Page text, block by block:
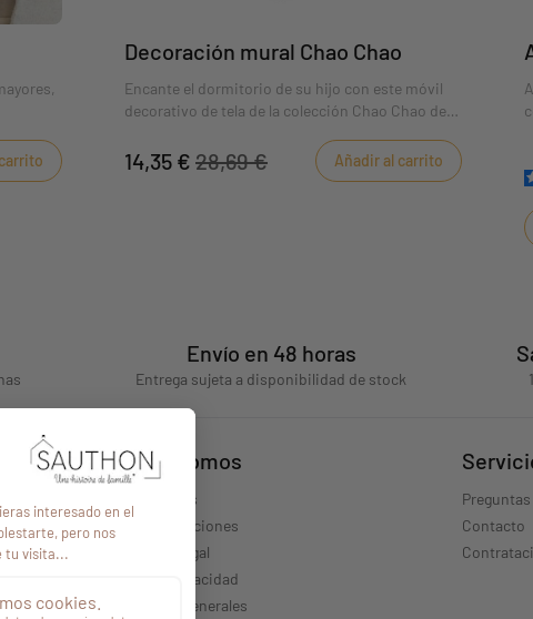
Decoración mural Chao Chao
Encante el dormitorio de su hijo con este móvil
decorativo de tela de la colección Chao Chao de
14,35 € 28,69 € Añadir al carrito
Envío en 48 horas
Entrega sujeta a disponibilidad de stock
Quiénes somos
Quiénes somos
Nuestras colecciones
Información legal
Política de privacidad
Condiciones generales
Contacto